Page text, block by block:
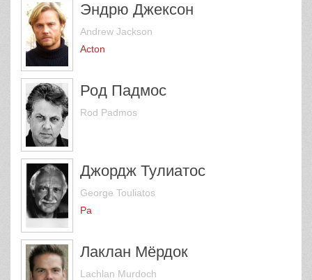
Эндрю Джексон
Andrew Jackson
Acton
Род Падмос
Rod Padmos
Джордж Тулиатос
George Touliatos
Pa
Лаклан Мёрдок
Lachlan Murdoch